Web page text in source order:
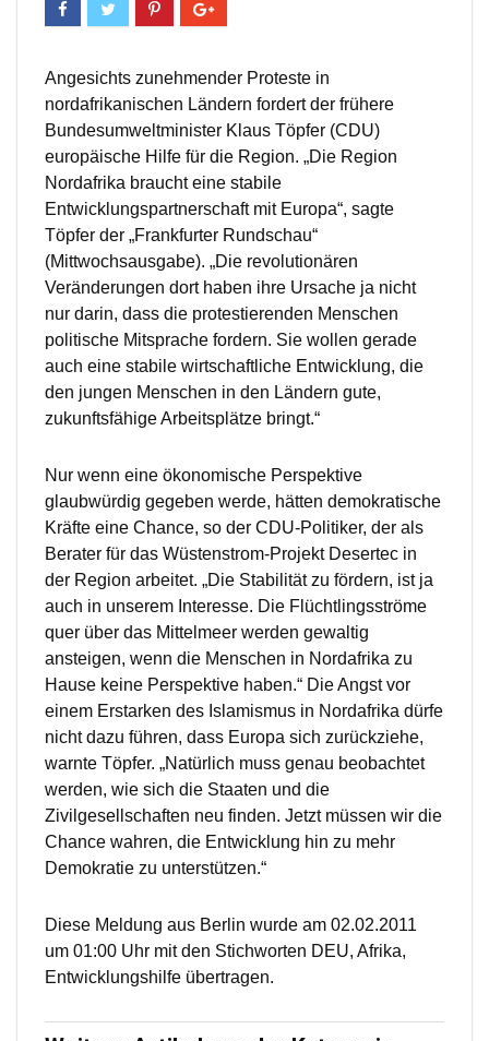
Angesichts zunehmender Proteste in
nordafrikanischen Ländern fordert der frühere
Bundesumweltminister Klaus Töpfer (CDU)
europäische Hilfe für die Region. „Die Region
Nordafrika braucht eine stabile
Entwicklungspartnerschaft mit Europa“, sagte
Töpfer der „Frankfurter Rundschau“
(Mittwochsausgabe). „Die revolutionären
Veränderungen dort haben ihre Ursache ja nicht
nur darin, dass die protestierenden Menschen
politische Mitsprache fordern. Sie wollen gerade
auch eine stabile wirtschaftliche Entwicklung, die
den jungen Menschen in den Ländern gute,
zukunftsfähige Arbeitsplätze bringt.“
Nur wenn eine ökonomische Perspektive
glaubwürdig gegeben werde, hätten demokratische
Kräfte eine Chance, so der CDU-Politiker, der als
Berater für das Wüstenstrom-Projekt Desertec in
der Region arbeitet. „Die Stabilität zu fördern, ist ja
auch in unserem Interesse. Die Flüchtlingsströme
quer über das Mittelmeer werden gewaltig
ansteigen, wenn die Menschen in Nordafrika zu
Hause keine Perspektive haben.“ Die Angst vor
einem Erstarken des Islamismus in Nordafrika dürfe
nicht dazu führen, dass Europa sich zurückziehe,
warnte Töpfer. „Natürlich muss genau beobachtet
werden, wie sich die Staaten und die
Zivilgesellschaften neu finden. Jetzt müssen wir die
Chance wahren, die Entwicklung hin zu mehr
Demokratie zu unterstützen.“
Diese Meldung aus Berlin wurde am 02.02.2011
um 01:00 Uhr mit den Stichworten DEU, Afrika,
Entwicklungshilfe übertragen.